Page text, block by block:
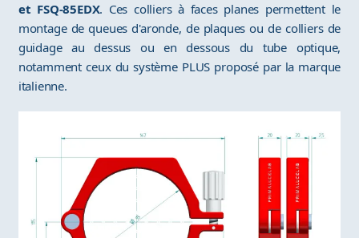
et FSQ-85EDX. Ces colliers à faces planes permettent le
montage de queues d'aronde, de plaques ou de colliers de
guidage au dessus ou en dessous du tube optique,
notamment ceux du système PLUS proposé par la marque
italienne.